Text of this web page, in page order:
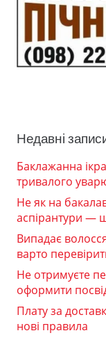
Недавні
Баклажанна
тривалого
Не як на
аспірантури —
Випадає
варто
Не отримуєте
оформити
Плату за
нові правила